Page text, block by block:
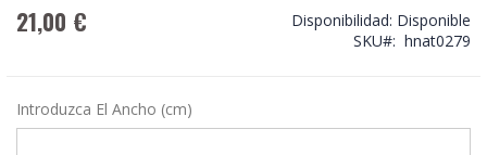
21,00 € Disponibilidad: Disponible
SKU
hnat0279
Introduzca El Ancho (cm)